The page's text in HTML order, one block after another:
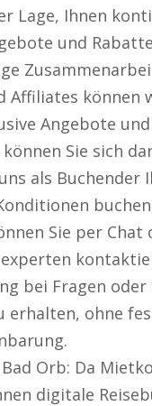
Lage, Ihnen
und
Affiliates können
Angebote
Sie sich
als Buchender
Sie per Chat
bei Fragen oder
erhalten, ohne
Orb: Da
digitale